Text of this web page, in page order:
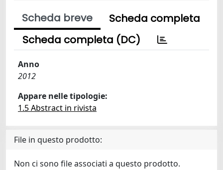
Scheda breve
Scheda completa
Scheda completa (DC)
Anno
2012
Appare nelle tipologie:
1.5 Abstract in rivista
File in questo prodotto:
Non ci sono file associati a questo prodotto.